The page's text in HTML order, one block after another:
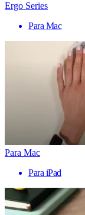
Ergo Series
Para Mac
Para Mac
Para iPad